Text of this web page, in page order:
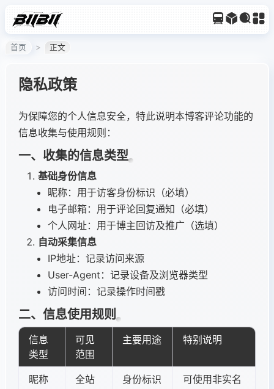
首页 正文
隐私政策
为保障您的个人信息安全，特此说明本博客评论功能的
信息收集与使用规则：
一、收集的信息类型
基础身份信息
昵称：用于访客身份标识（必填）
电子邮箱：用于评论回复通知（必填）
个人网址：用于博主回访及推广（选填）
自动采集信息
IP地址：记录访问来源
User-Agent：记录设备及浏览器类型
访问时间：记录操作时间戳
二、信息使用规则
信息
类型
可见
范围
主要用途 特别说明
昵称
全站
身份标识
可使用非实名